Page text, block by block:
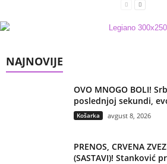
NAJNOVIJE
OVO MNOGO BOLI!
poslednjoj sekundi,
Košarka avgust 8, 2026
PRENOS, CRVENA
(SASTAVI)! Stanković